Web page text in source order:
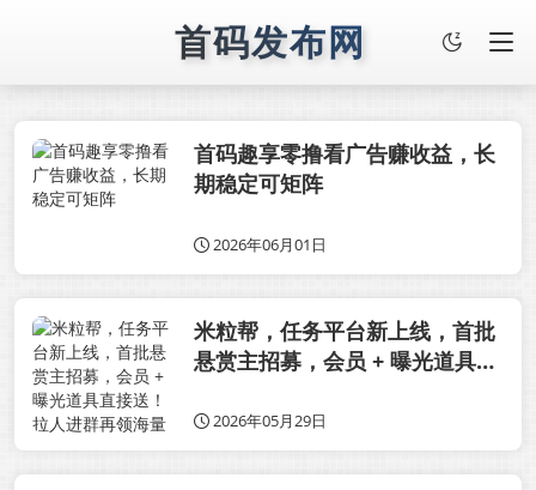
首码发布网
首码趣享零撸看广告赚收益，长
期稳定可矩阵
2026年06月01日
米粒帮，任务平台新上线，首批
悬赏主招募，会员 + 曝光道具直
2026年05月29日